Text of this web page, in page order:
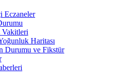
Eczaneler
Vakitleri
Haritası
Durumu ve Fikstür